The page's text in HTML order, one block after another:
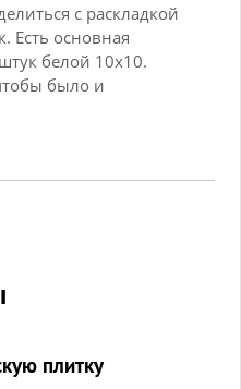
с раскладкой
Есть основная
белой 10х10.
было и
плитку